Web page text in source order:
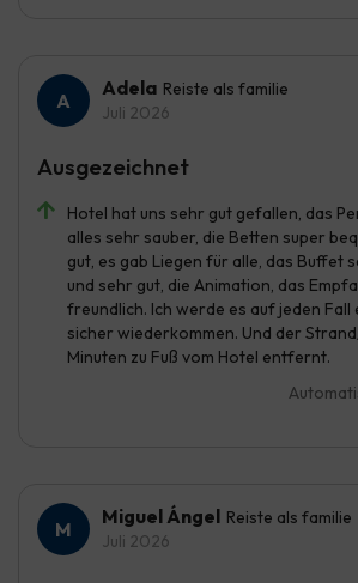
Adela Reiste als familie
Juli 2026
Hotel hat uns sehr gut gefallen, das
alles sehr sauber, die Betten super
gut, es gab Liegen für alle, das Buffet
und sehr gut, die Animation, das
freundlich. Ich werde es auf jeden Fall
sicher wiederkommen. Und der
Minuten zu Fuß vom Hotel entfernt.
Ausgezeichnet
Miguel Ángel Reiste als familie
Juli 2026